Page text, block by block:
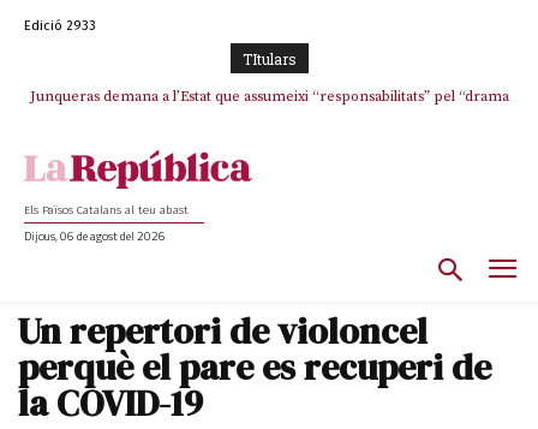
Edició 2933
TItulars
Junqueras demana a l’Estat que assumeixi “responsabilitats” pel “drama
L’abandonament de les seleccions catalanes per part de la UFEC
Els Països Catalans al teu abast
Dijous, 06 de agost del 2026
Un repertori de violoncel
perquè el pare es recuperi de
la COVID-19